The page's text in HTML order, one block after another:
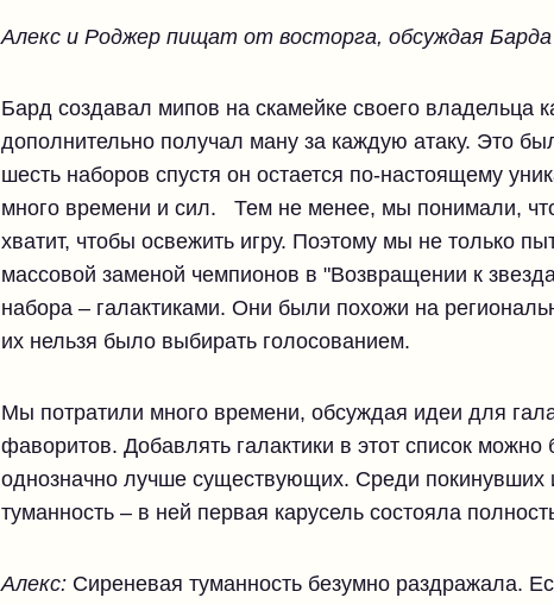
Алекс и Роджер пищат от восторга, обсуждая Барда
Бард создавал мипов на скамейке своего владельца
дополнительно получал ману за каждую атаку. Это
шесть наборов спустя он остается по-настоящему
много времени и сил. Тем не менее, мы понимали,
хватит, чтобы освежить игру. Поэтому мы не только
массовой заменой чемпионов в "Возвращении к
набора – галактиками. Они были похожи на
их нельзя было выбирать голосованием.
Мы потратили много времени, обсуждая идеи для
фаворитов. Добавлять галактики в этот список
однозначно лучше существующих. Среди покинувших
туманность – в ней первая карусель состояла
Алекс: Сиреневая туманность безумно раздражала.